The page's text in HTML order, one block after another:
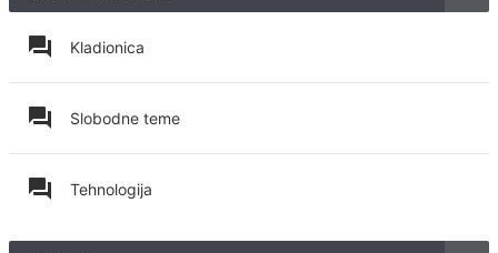
Kladionica
Slobodne teme
Tehnologija